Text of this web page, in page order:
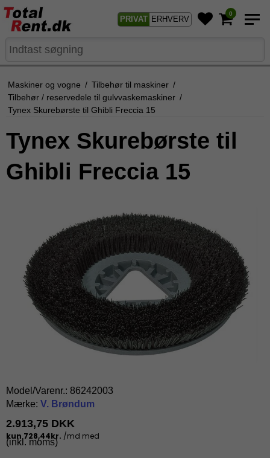
PRIVAT ERHVERV
0
Maskiner og vogne / Tilbehør til maskiner /
Tilbehør / reservedele til gulvvaskemaskiner /
Tynex Skurebørste til Ghibli Freccia 15
Tynex Skurebørste til
Ghibli Freccia 15
Model/Varenr.: 86242003
Mærke: V. Brøndum
2.913,75 DKK
(inkl. moms)